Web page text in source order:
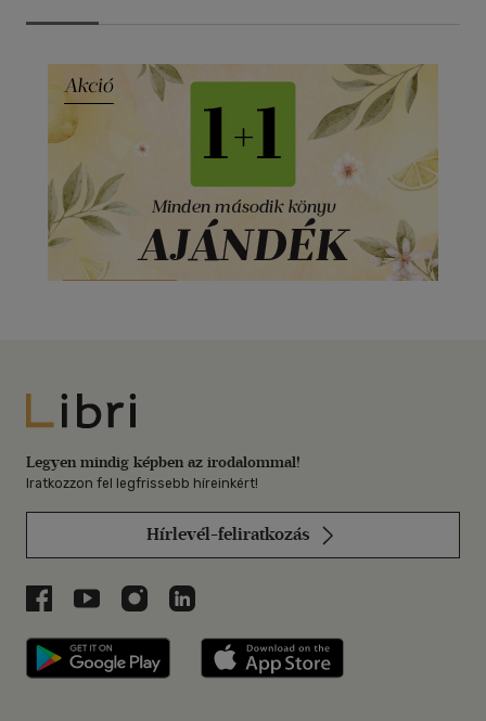
Libri
Legyen mindig képben az irodalommal!
Iratkozzon fel legfrissebb híreinkért!
Hírlevél-feliratkozás
Libri a Facebookon
Libri a Youtube-on
Libri az Instagramon
Libri a LinkedInen
Libri applikáció Szerezd meg: Google